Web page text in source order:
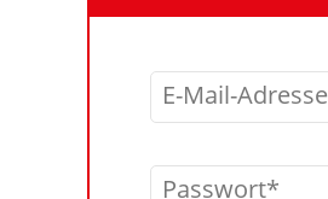
E-Mail-Adresse
Passwort